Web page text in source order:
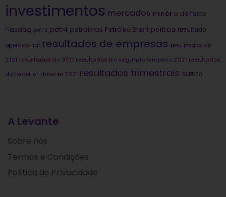
investimentos mercados minério de ferro
Nasdaq petr3 petr4 petrobras Petróleo Brent política resultado
operacional resultados de empresas resultados do
2T21 resultados do 3T21 resultados do segundo trimestre 2021 resultados
do terceiro trimestre 2021 resultados trimestrais S&P500
A Levante
Sobre nós
Termos e Condições
Política de Privacidade